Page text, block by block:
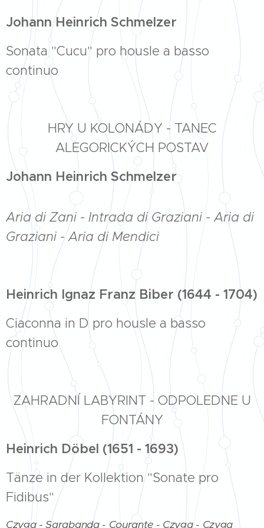
Johann Heinrich Schmelzer
Sonata "Cucu" pro housle a basso
continuo
HRY U KOLONÁDY - TANEC
ALEGORICKÝCH POSTAV
Johann Heinrich Schmelzer
Aria di Zani - Intrada di Graziani - Aria di
Graziani - Aria di Mendici
Heinrich Ignaz Franz Biber (1644 - 1704)
Ciaconna in D pro housle a basso
continuo
ZAHRADNÍ LABYRINT - ODPOLEDNE U
FONTÁNY
Heinrich Döbel (1651 - 1693)
Tänze in der Kollektion "Sonate pro
Fidibus"
Czyga - Sarabanda - Courante - Czyga - Czyga